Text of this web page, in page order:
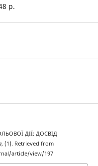
p.
ДІЇ: ДОСВІД
, (1). Retrieved from
article/view/197